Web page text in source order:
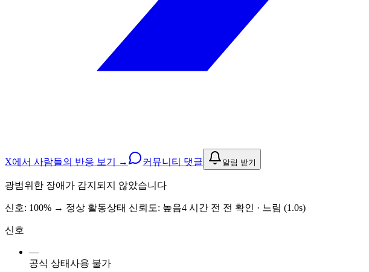
X에서 사람들의 반응 보기 → 커뮤니티 댓글 알림 받기
광범위한 장애가 감지되지 않았습니다
신호: 100% → 정상 활동상태 신뢰도: 높음4 시간 전 전 확인 · 느림 (1.0s)
신호
—
공식 상태사용 불가